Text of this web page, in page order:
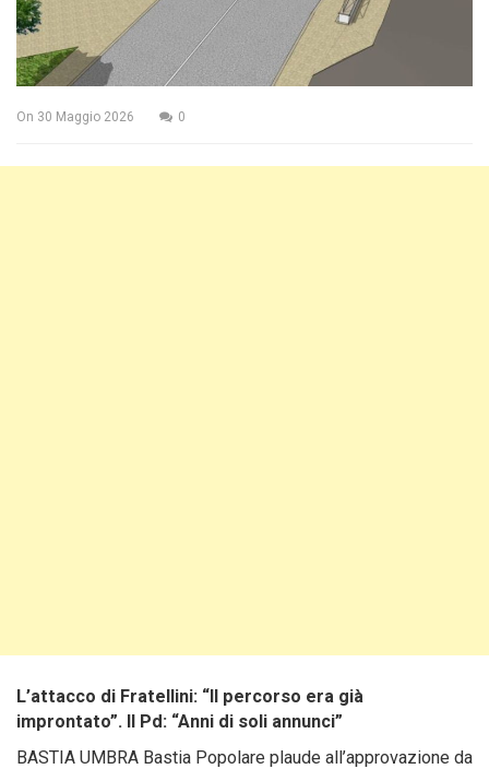
On 30 Maggio 2026 0
L’attacco di Fratellini: “Il percorso era già
improntato”. Il Pd: “Anni di soli annunci”
BASTIA UMBRA Bastia Popolare plaude all’approvazione da